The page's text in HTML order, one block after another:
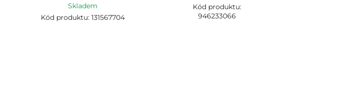
Skladem
Kód produktu: 131567704
Kód produktu:
946233066